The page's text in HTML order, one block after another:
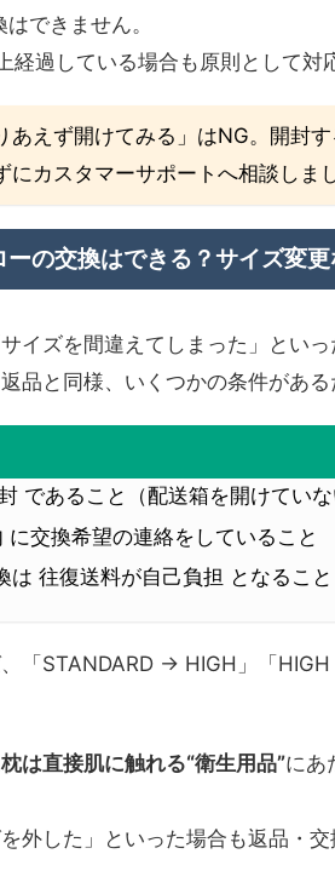
できません。
経過している場合も原則として対
あえず開けてみる」はNG。開封
にカスタマーサポートへ相談しま
の交換はできる？サイズ変
サイズを間違えてしまった」とい
品と同様、いくつかの条件があ
であること（配送箱を開けていな
交換希望の連絡をしていること
は 往復送料が自己負担 となること
「STANDARD → HIGH」「
枕は直接肌に触れる“衛生用品”にあ
外した」といった場合も返品・交